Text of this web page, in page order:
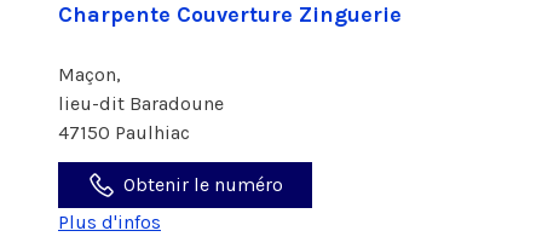
Charpente Couverture Zinguerie
Maçon,
lieu-dit Baradoune
47150 Paulhiac
Obtenir le numéro
Plus d'infos